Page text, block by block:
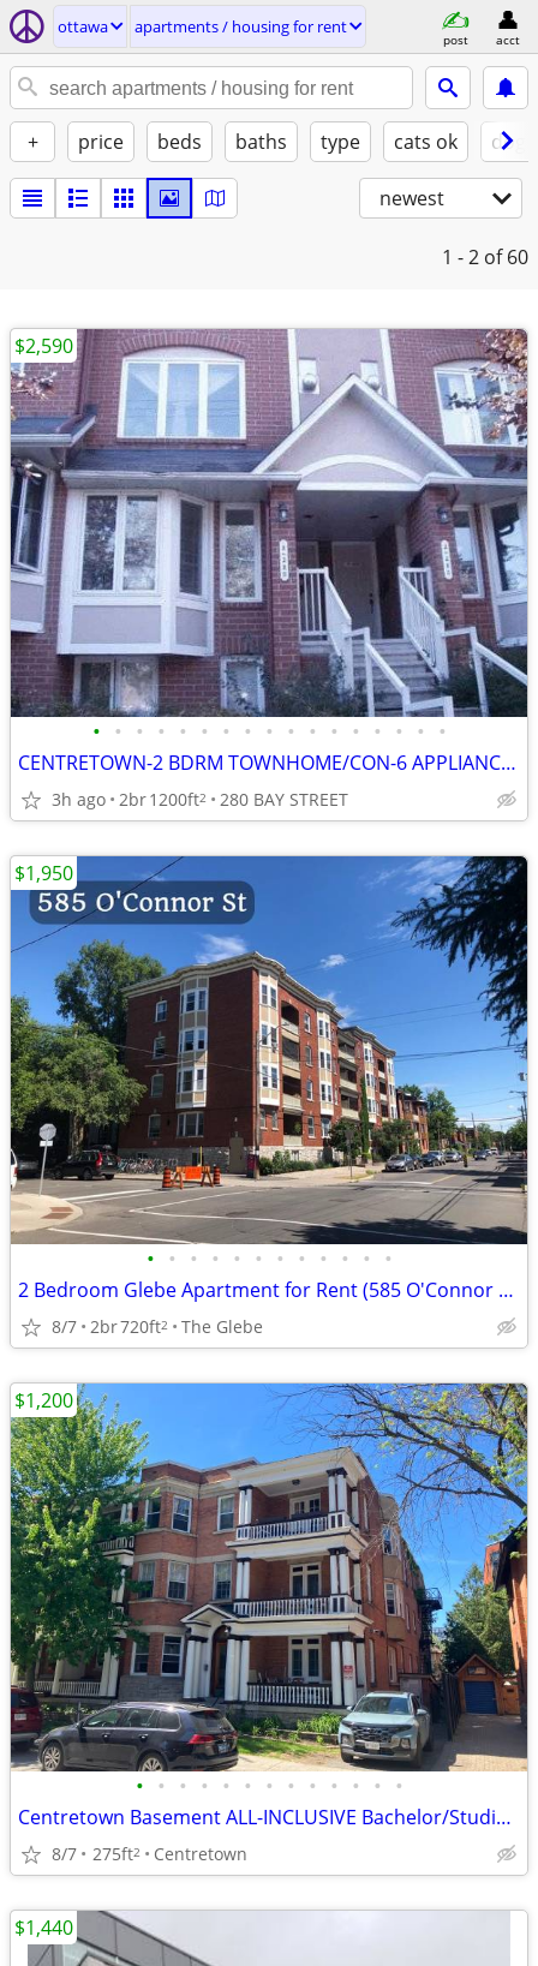
ottawa apartments / housing for rent
post acct
+ price beds baths type cats ok
newest
1 - 2 of 60
• • • • • • • • • • • • • • • • •
CENTRETOWN-2 BDRM TOWNHOME/CON-6 APPLIANCES-AIR-FIREPLACE-PATIO-OCT. 1
3h ago 2br1200ft2 280 BAY STREET
$2,590
• • • • • • • • • • • •
2 Bedroom Glebe Apartment for Rent (585 O'Connor St)
8/7 2br720ft2 The Glebe
$1,950
• • • • • • • • • • • • •
Centretown Basement ALL-INCLUSIVE Bachelor/Studio (353 Frank St)
8/7 275ft2 Centretown
$1,200
$1,440